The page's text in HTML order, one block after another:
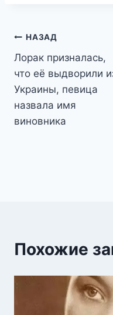
Навигация
по
записям
НАЗАД
Лорак призналась,
что её выдворили
Украины, певица
назвала имя
виновника
Похожие